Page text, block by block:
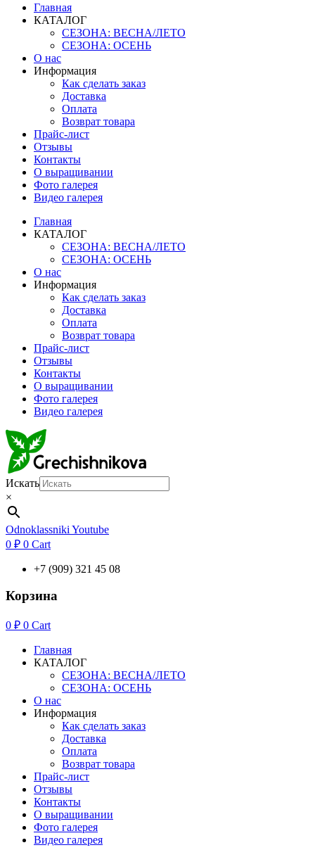
Главная
КАТАЛОГ
СЕЗОНА: ВЕСНА/ЛЕТО
СЕЗОНА: ОСЕНЬ
О нас
Информация
Как сделать заказ
Доставка
Оплата
Возврат товара
Прайс-лист
Отзывы
Контакты
О выращивании
Фото галерея
Видео галерея
Главная
КАТАЛОГ
СЕЗОНА: ВЕСНА/ЛЕТО
СЕЗОНА: ОСЕНЬ
О нас
Информация
Как сделать заказ
Доставка
Оплата
Возврат товара
Прайс-лист
Отзывы
Контакты
О выращивании
Фото галерея
Видео галерея
Искать
×
Odnoklassniki Youtube
0 ₽ 0 Cart
+7 (909) 321 45 08
Корзина
0 ₽ 0 Cart
Главная
КАТАЛОГ
СЕЗОНА: ВЕСНА/ЛЕТО
СЕЗОНА: ОСЕНЬ
О нас
Информация
Как сделать заказ
Доставка
Оплата
Возврат товара
Прайс-лист
Отзывы
Контакты
О выращивании
Фото галерея
Видео галерея